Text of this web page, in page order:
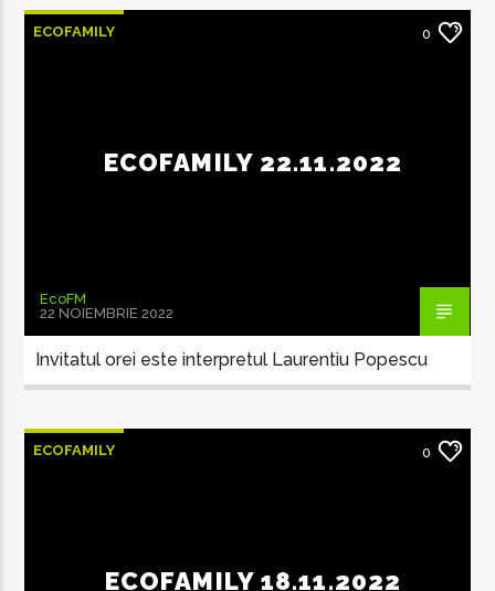
ECOFAMILY 0
ECOFAMILY 22.11.2022
EcoFM
22 NOIEMBRIE 2022
Invitatul orei este interpretul Laurentiu Popescu
ECOFAMILY 0
ECOFAMILY 18.11.2022